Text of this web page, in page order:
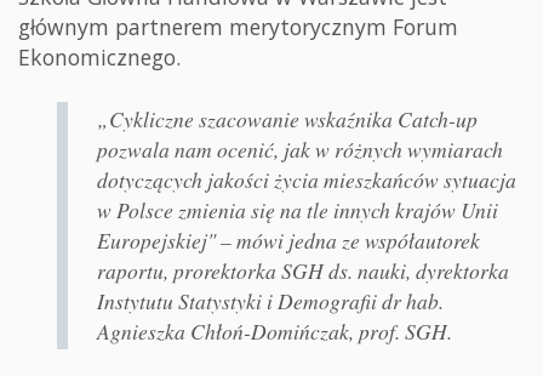
głównym partnerem merytorycznym Forum
Ekonomicznego.
„Cykliczne szacowanie wskaźnika Catch-up
pozwala nam ocenić, jak w różnych wymiarach
dotyczących jakości życia mieszkańców sytuacja
w Polsce zmienia się na tle innych krajów Unii
Europejskiej" – mówi jedna ze współautorek
raportu, prorektorka SGH ds. nauki, dyrektorka
Instytutu Statystyki i Demografii dr hab.
Agnieszka Chłoń-Domińczak, prof. SGH.